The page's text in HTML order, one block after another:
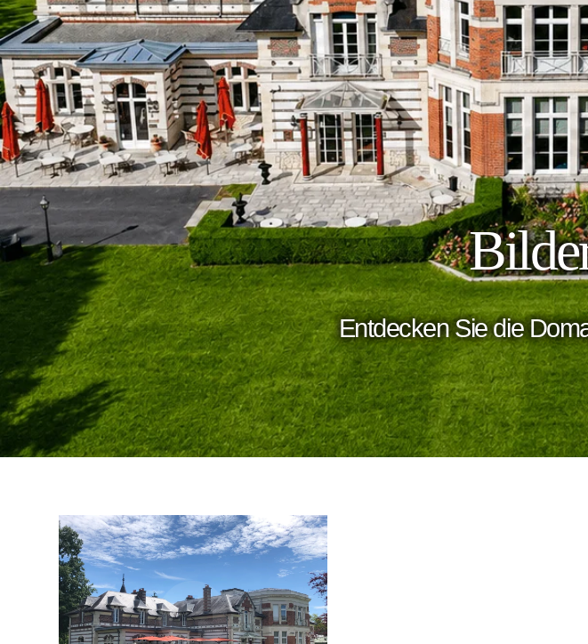
Entdecken Sie die